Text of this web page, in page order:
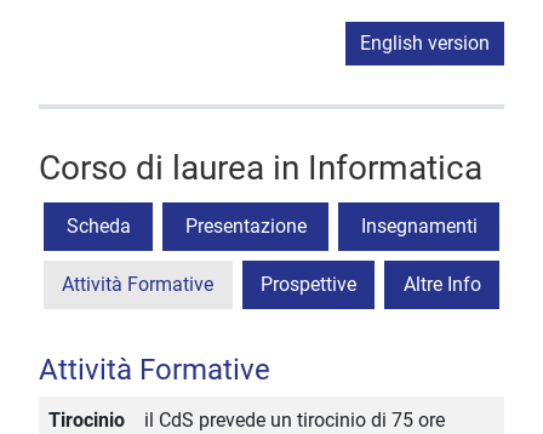
English version
Corso di laurea in Informatica
Scheda Presentazione Insegnamenti
Attività Formative Prospettive Altre Info
Attività Formative
Tirocinio
il CdS prevede un tirocinio di 75 ore